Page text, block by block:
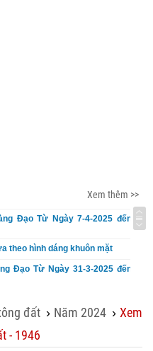
Xem thêm >>
Đạo Từ Ngày 7-4-2025 đến
theo hình dáng khuôn mặt
Đạo Từ Ngày 31-3-2025 đến
đất › Năm 2024 ›Xem
- 1946